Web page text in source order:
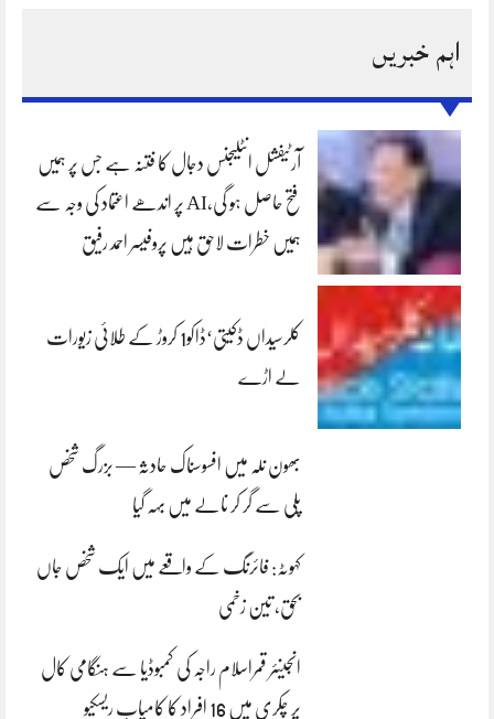
اہم خبریں
آرٹیفشل انٹلیجنس دجال کا فتنہ ہے جس پر ہمیں
فتح حاصل ہو گی،AI پر اندھے اعتماد کی وجہ سے
ہمیں خطرات لاحق ہیں پروفیسر احمد رفیق
کلرسیداں ڈکیتی‘ڈاکو1 کروڑ کے طلائی زیورات
لے اڑے
بھون نلہ میں افسوسناک حادثہ — بزرگ شخص
پلی سے گر کر نالے میں بہہ گیا
کہوٹہ: فائرنگ کے واقعے میں ایک شخص جاں
بحق، تین زخمی
انجینئر قمراسلام راجہ کی کمبوڈیا سے ہنگامی کال
پر چکری میں 16 افراد کا کامیاب ریسکیو